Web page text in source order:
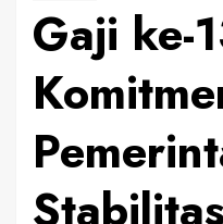
Gaji ke-